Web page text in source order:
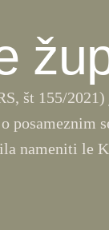
št 155/2021)
posameznim
nameniti le
podpišete